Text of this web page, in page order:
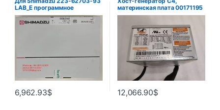
LAB_E программное
обеспечение с одним GC
(лабораторное решение),
6,962.93$
материнская плата 00171195
, сетевая карта 00161120 ,
радиатор, блок питания
00171202
12,066.90$